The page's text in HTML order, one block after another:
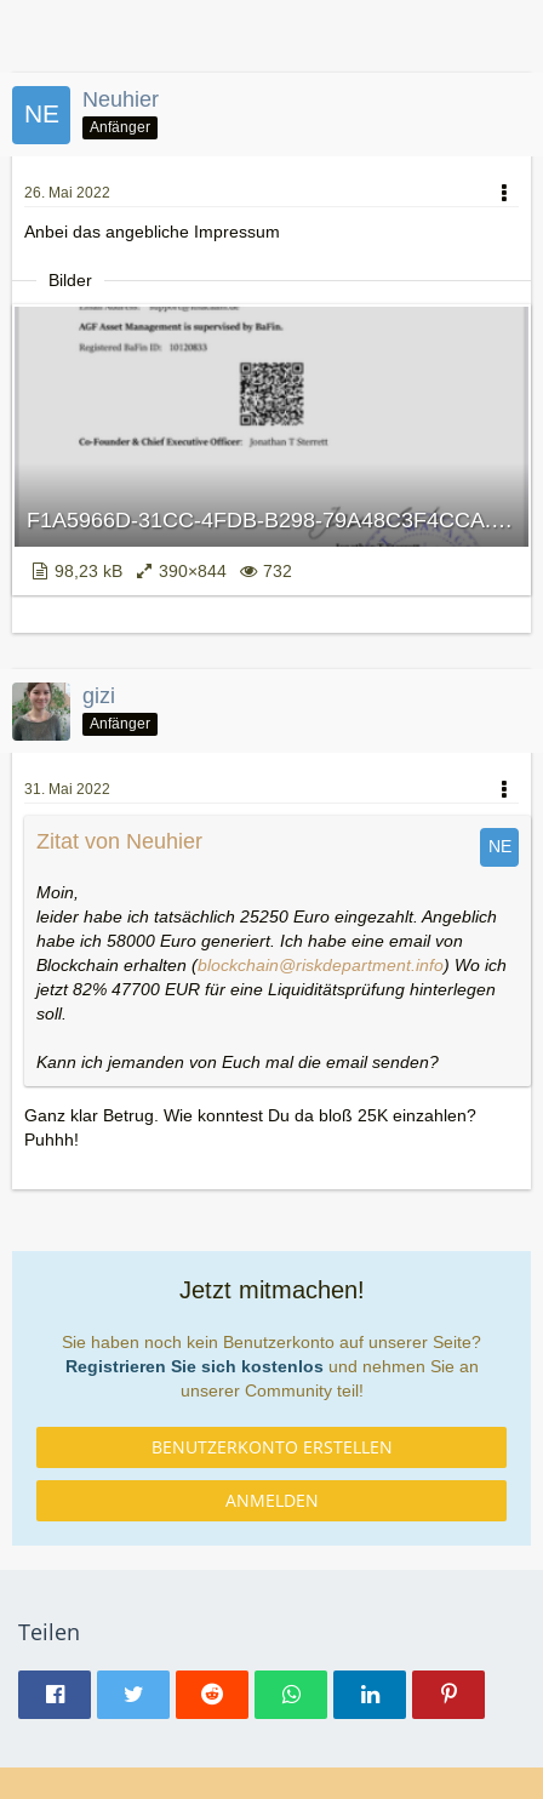
Neuhier
Anfänger
26. Mai 2022
Anbei das angebliche Impressum
Bilder
F1A5966D-31CC-4FDB-B298-79A48C3F4CCA.png
98,23 kB 390×844 732
gizi
Anfänger
31. Mai 2022
Zitat von Neuhier
Moin,
leider habe ich tatsächlich 25250 Euro eingezahlt. Angeblich
habe ich 58000 Euro generiert. Ich habe eine email von
Blockchain erhalten (blockchain@riskdepartment.info) Wo ich
jetzt 82% 47700 EUR für eine Liquiditätsprüfung hinterlegen
soll.
Kann ich jemanden von Euch mal die email senden?
Ganz klar Betrug. Wie konntest Du da bloß 25K einzahlen?
Puhhh!
Jetzt mitmachen!
Sie haben noch kein Benutzerkonto auf unserer Seite?
Registrieren Sie sich kostenlos und nehmen Sie an
unserer Community teil!
BENUTZERKONTO ERSTELLEN
ANMELDEN
Teilen